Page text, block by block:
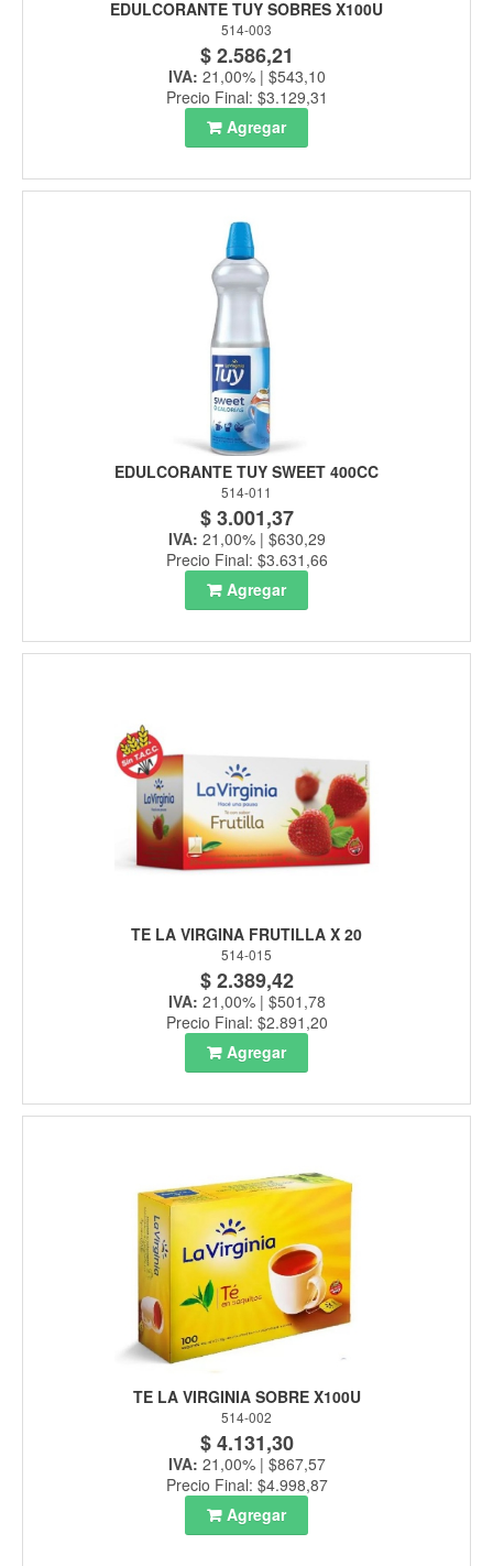
EDULCORANTE TUY SOBRES X100U
514-003
$ 2.586,21
IVA: 21,00% | $543,10
Precio Final: $3.129,31
Agregar
EDULCORANTE TUY SWEET 400CC
514-011
$ 3.001,37
IVA: 21,00% | $630,29
Precio Final: $3.631,66
Agregar
TE LA VIRGINA FRUTILLA X 20
514-015
$ 2.389,42
IVA: 21,00% | $501,78
Precio Final: $2.891,20
Agregar
TE LA VIRGINIA SOBRE X100U
514-002
$ 4.131,30
IVA: 21,00% | $867,57
Precio Final: $4.998,87
Agregar